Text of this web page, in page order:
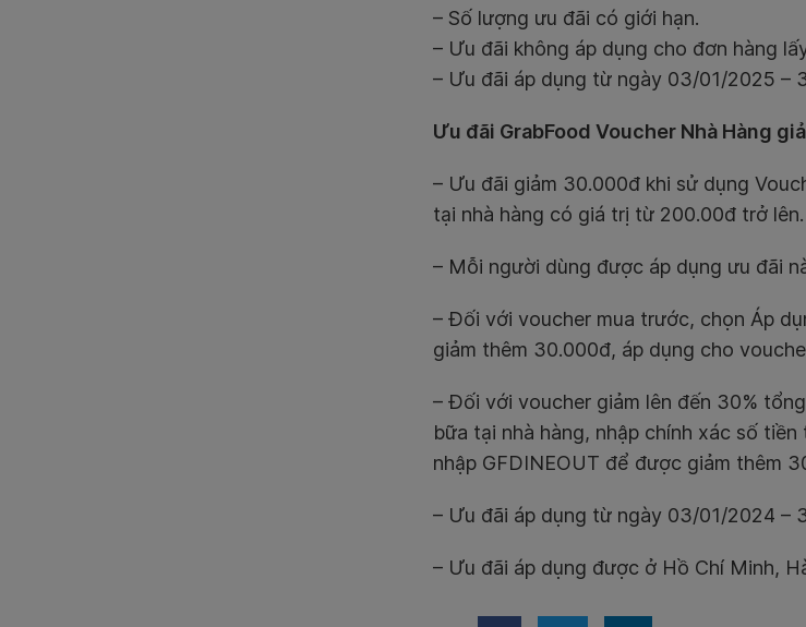
– Số lượng ưu đãi có giới hạn.
– Ưu đãi không áp dụng cho đơn hàng
– Ưu đãi áp dụng từ ngày 03/01/2025 –
Ưu đãi GrabFood Voucher Nhà Hàng
– Ưu đãi giảm 30.000đ khi sử dụng
tại nhà hàng có giá trị từ 200.00đ trở lên.
– Mỗi người dùng được áp dụng ưu đãi
– Đối với voucher mua trước, chọn Áp
giảm thêm 30.000đ, áp dụng cho
– Đối với voucher giảm lên đến 30%
bữa tại nhà hàng, nhập chính xác số
nhập GFDINEOUT để được giảm thêm
– Ưu đãi áp dụng từ ngày 03/01/2024 –
– Ưu đãi áp dụng được ở Hồ Chí Minh,